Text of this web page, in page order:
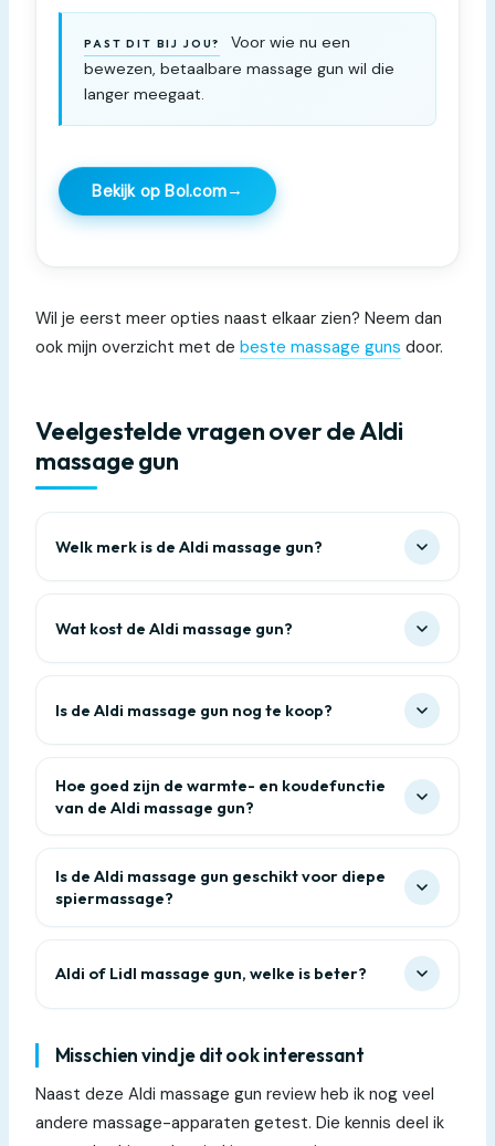
PAST DIT BIJ JOU?
Voor wie nu een
bewezen, betaalbare massage gun wil die
langer meegaat.
Bekijk op Bol.com→
Wil je eerst meer opties naast elkaar zien? Neem dan
ook mijn overzicht met de beste massage guns door.
Veelgestelde vragen over de Aldi
massage gun
Welk merk is de Aldi massage gun?
Wat kost de Aldi massage gun?
Is de Aldi massage gun nog te koop?
Hoe goed zijn de warmte- en koudefunctie
van de Aldi massage gun?
Is de Aldi massage gun geschikt voor diepe
spiermassage?
Aldi of Lidl massage gun, welke is beter?
Misschien vind je dit ook interessant
Naast deze Aldi massage gun review heb ik nog veel
andere massage-apparaten getest. Die kennis deel ik